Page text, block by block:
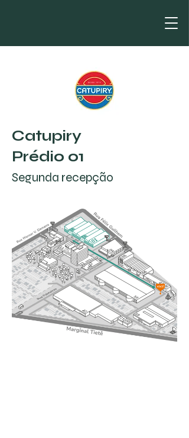
Catupiry
Prédio 01
Segunda recepção